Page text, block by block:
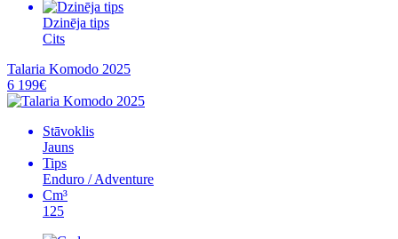
Dzinēja tips
Cits
Talaria Komodo 2025
6 199€
Stāvoklis
Jauns
Tips
Enduro / Adventure
Cm³
125